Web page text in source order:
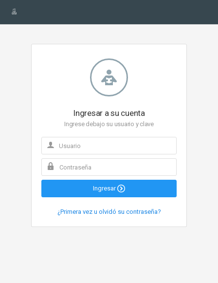
Ingresar a su cuenta
Ingrese debajo su usuario y clave
Ingresar
¿Primera vez u olvidó su contraseña?